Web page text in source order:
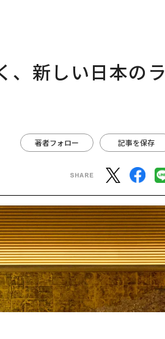
、新しい日本のラ
著者フォロー 記事を保存